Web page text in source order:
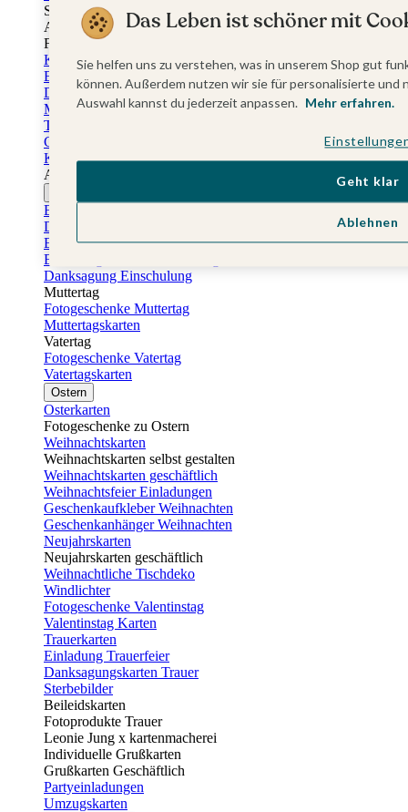
Sticker Taufe
Absenderaufkleber Taufe
Fotobuch Taufe
Konfirmationskarten
Einladungskarten Konfirmation
Danksagung Konfirmation
Menükarten Konfirmation
Tischkarten Konfirmation
Gästebuch Konfirmation
Kerzen Konfirmation
Aufkleber zum Anlass Ihres Kindes
Einladungskarten Firmung
Dankeskarten Firmung
Einschulungskarten
Einladungskarten Einschulung
Danksagung Einschulung
Muttertag
Fotogeschenke Muttertag
Muttertagskarten
Vatertag
Fotogeschenke Vatertag
Vatertagskarten
Ostern
Osterkarten
Fotogeschenke zu Ostern
Weihnachtskarten
Weihnachtskarten selbst gestalten
Weihnachtskarten geschäftlich
Weihnachtsfeier Einladungen
Geschenkaufkleber Weihnachten
Geschenkanhänger Weihnachten
Neujahrskarten
Neujahrskarten geschäftlich
Weihnachtliche Tischdeko
Windlichter
Fotogeschenke Valentinstag
Valentinstag Karten
Trauerkarten
Einladung Trauerfeier
Danksagungskarten Trauer
Sterbebilder
Beileidskarten
Fotoprodukte Trauer
Leonie Jung x kartenmacherei
Individuelle Grußkarten
Grußkarten Geschäftlich
Partyeinladungen
Umzugskarten
Das Leben ist schöner mit
Sie helfen uns zu verstehen, was in unserem Shop gut
können. Außerdem nutzen wir sie für personalisierte
Auswahl kannst du jederzeit anpassen. Mehr erfahren.
Ablehnen
Geht klar